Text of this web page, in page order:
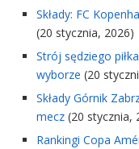
Składy: FC
(20 stycznia, 2026)
Strój sędziego
wyborze (20
Składy Górnik
mecz (20 stycznia,
Rankingi Copa